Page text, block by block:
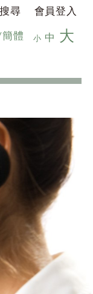
尋 會員登入
小 中 大
簡體